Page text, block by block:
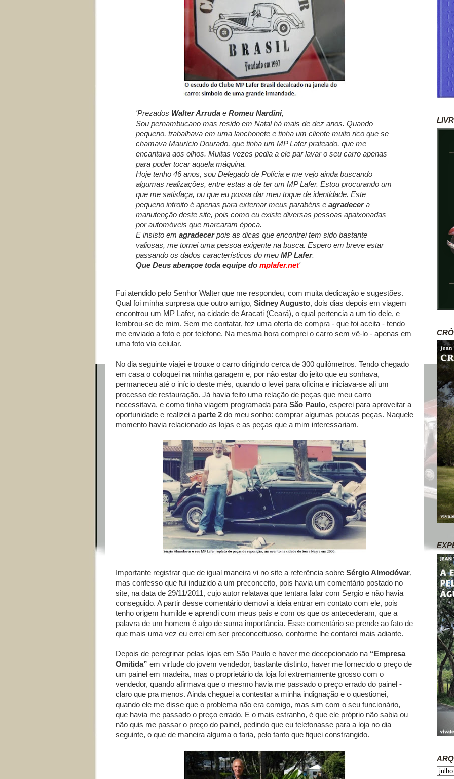
'Prezados Walter Arruda e Romeu Nardini,
Sou pernambucano mas resido em Natal há mais de dez anos. Quando
pequeno, trabalhava em uma lanchonete e tinha um cliente muito rico que se
chamava Maurício Dourado, que tinha um MP Lafer prateado, que me
encantava aos olhos. Muitas vezes pedia a ele par lavar o seu carro apenas
para poder tocar aquela máquina.
Hoje tenho 46 anos, sou Delegado de Polícia e me vejo ainda buscando
algumas realizações, entre estas a de ter um MP Lafer. Estou procurando um
que me satisfaça, ou que eu possa dar meu toque de identidade. Este
pequeno introito é apenas para externar meus parabéns e agradecera
manutenção deste site, pois como eu existe diversas pessoas apaixonadas
por automóveis que marcaram época.
E insisto em agradecerpois as dicas que encontrei tem sido bastante
valiosas, me tornei uma pessoa exigente na busca. Espero em breve estar
passando os dados característicos do meu MP Lafer.
Que Deus abençoe toda equipe do mplafer.net'
Fui atendido pelo Senhor Walter que me respondeu, com muita dedicação e sugestões.
Qual foi minha surpresa que outro amigo, Sidney Augusto, dois dias depois em viagem
encontrou um MP Lafer, na cidade de Aracati (Ceará), o qual pertencia a um tio dele, e
lembrou-se de mim. Sem me contatar, fez uma oferta de compra - que foi aceita - tendo
me enviado a foto e por telefone. Na mesma hora comprei o carro sem vê-lo - apenas em
uma foto via celular.
No dia seguinte viajei e trouxe o carro dirigindo cerca de 300 quilômetros. Tendo chegado
em casa o coloquei na minha garagem e, por não estar do jeito que eu sonhava,
permaneceu até o início deste mês, quando o levei para oficina e iniciava-se ali um
processo de restauração. Já havia feito uma relação de peças que meu carro
necessitava, e como tinha viagem programada para São Paulo, esperei para aproveitar a
oportunidade e realizei a parte 2 do meu sonho: comprar algumas poucas peças. Naquele
momento havia relacionado as lojas e as peças que a mim interessariam.
Importante registrar que de igual maneira vi no site a referência sobre Sérgio Almodóvar,
mas confesso que fui induzido a um preconceito, pois havia um comentário postado no
site, na data de 29/11/2011, cujo autor relatava que tentara falar com Sergio e não havia
conseguido. A partir desse comentário demovi a ideia entrar em contato com ele, pois
tenho origem humilde e aprendi com meus pais e com os que os antecederam, que a
palavra de um homem é algo de suma importância. Esse comentário se prende ao fato de
que mais uma vez eu errei em ser preconceituoso, conforme lhe contarei mais adiante.
Depois de peregrinar pelas lojas em São Paulo e haver me decepcionado na “Empresa
Omitida” em virtude do jovem vendedor, bastante distinto, haver me fornecido o preço de
um painel em madeira, mas o proprietário da loja foi extremamente grosso com o
vendedor, quando afirmava que o mesmo havia me passado o preço errado do painel -
claro que pra menos. Ainda cheguei a contestar a minha indignação e o questionei,
quando ele me disse que o problema não era comigo, mas sim com o seu funcionário,
que havia me passado o preço errado. E o mais estranho, é que ele próprio não sabia ou
não quis me passar o preço do painel, pedindo que eu telefonasse para a loja no dia
seguinte, o que de maneira alguma o faria, pelo tanto que fiquei constrangido.